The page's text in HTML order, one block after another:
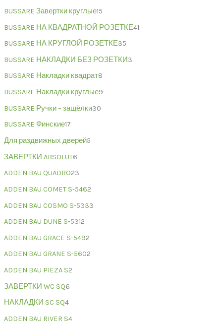
BUSSARE Завертки круглые15
BUSSARE НА КВАДРАТНОЙ РОЗЕТКЕ41
BUSSARE НА КРУГЛОЙ РОЗЕТКЕ35
BUSSARE НАКЛАДКИ БЕЗ РОЗЕТКИ3
BUSSARE Накладки квадрат8
BUSSARE Накладки круглые9
BUSSARE Ручки – защёлки30
BUSSARE Финские17
Для раздвижных дверей5
ЗАВЕРТКИ ABSOLUT6
ADDEN BAU QUADRO23
ADDEN BAU COMET S-5462
ADDEN BAU COSMO S-5333
ADDEN BAU DUNE S-5312
ADDEN BAU GRACE S-5492
ADDEN BAU GRANE S-5602
ADDEN BAU PIEZA S2
ЗАВЕРТКИ WC SQ6
НАКЛАДКИ SC SQ4
ADDEN BAU RIVER S4